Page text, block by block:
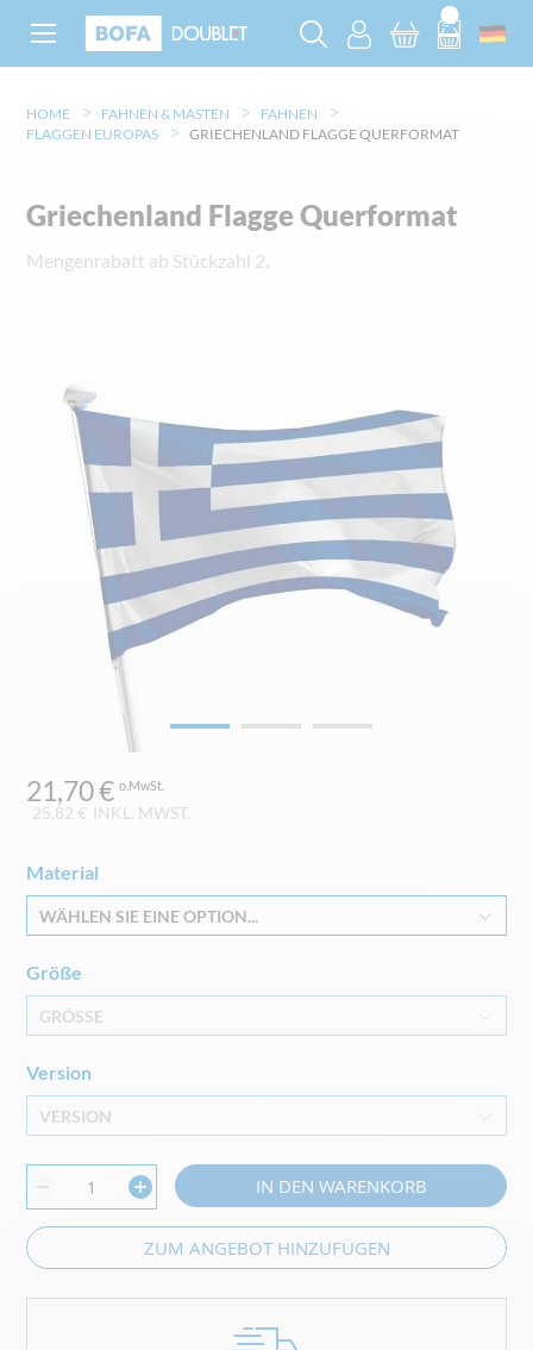
HOME FAHNEN & MASTEN
FAHNEN
FLAGGEN EUROPAS
GRIECHENLAND FLAGGE QUERFORMAT
25,82 € INKL. MWST.
21,70 €
Material
WÄHLEN SIE EINE OPTION...
Größe
GRÖSSE
Version
VERSION
IN DEN WARENKORB
ZUM ANGEBOT HINZUFÜGEN
Griechenland Flagge Querformat
Mengenrabatt ab Stückzahl 2.
Anfang
der